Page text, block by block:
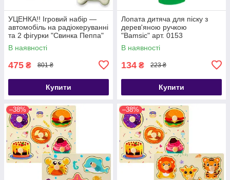
УЦЕНКА!! Ігровий набір —
автомобіль на радіокеруванні
та 2 фігурки "Свинка Пеппа"
(Peppa Pig) арт. 000-1
В наявності
475 ₴ 801 ₴
Купити
Лопата дитяча для піску з
дерев'яною ручкою
"Bamsic" арт. 0153
В наявності
134 ₴ 223 ₴
Купити
–38% –38%